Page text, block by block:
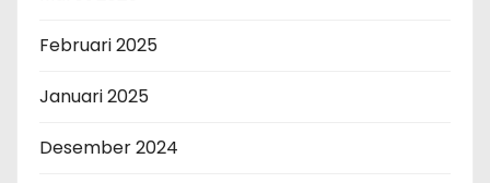
Februari 2025
Januari 2025
Desember 2024